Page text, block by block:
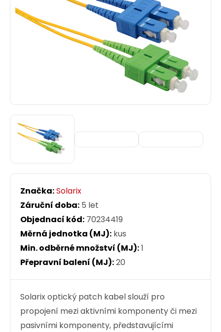
Značka:Solarix
Záruční doba: 5 let
Objednací kód: 70234419
Měrná jednotka (MJ): kus
Min. odběrné množství (MJ):1
Přepravní balení (MJ):20
Solarix optický patch kabel slouží pro
propojení mezi aktivními komponenty či mezi
pasivními komponenty, představujícími